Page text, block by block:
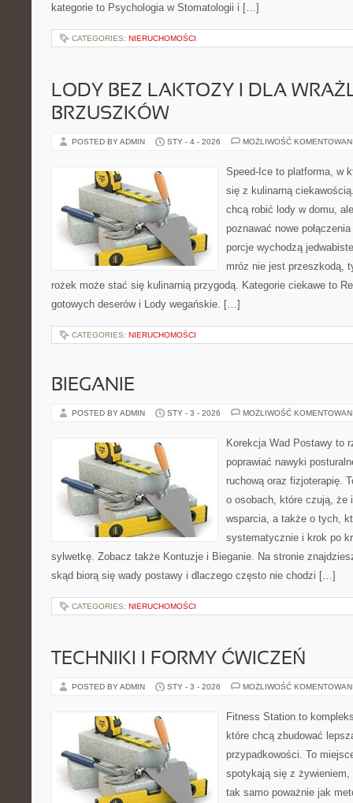
kategorie to Psychologia w Stomatologii i […]
CATEGORIES: NIERUCHOMOŚCI
LODY BEZ LAKTOZY I DLA
BRZUSZKÓW
POSTED BY ADMIN STY - 4 - 2026 MOŻLIWOŚĆ
Speed-Ice to platforma, w
się z kulinarną
chcą robić lody w domu,
poznawać nowe
porcje wychodzą
mróz nie jest przeszkodą,
rożek może stać się kulinarnią przygodą. Kategorie ciekawe to
gotowych deserów i Lody wegańskie. […]
CATEGORIES: NIERUCHOMOŚCI
BIEGANIE
POSTED BY ADMIN STY - 3 - 2026 MOŻLIWOŚĆ
Korekcja Wad Postawy to
poprawiać nawyki
ruchową oraz fizjoterapię.
o osobach, które czują, że
wsparcia, a także o tych,
systematycznie i krok po
sylwetkę. Zobacz także Kontuzje i Bieganie. Na stronie
skąd biorą się wady postawy i dlaczego często nie chodzi […]
CATEGORIES: NIERUCHOMOŚCI
TECHNIKI I FORMY ĆWICZEŃ
POSTED BY ADMIN STY - 3 - 2026 MOŻLIWOŚĆ
Fitness Station to
które chcą zbudować
przypadkowości. To
spotykają się z
tak samo poważnie jak